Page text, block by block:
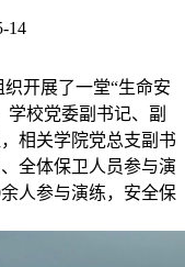
14
开展了一堂“生命安
校党委副书记、副
相关学院党总支副书
全体保卫人员参与演
人参与演练，安全保